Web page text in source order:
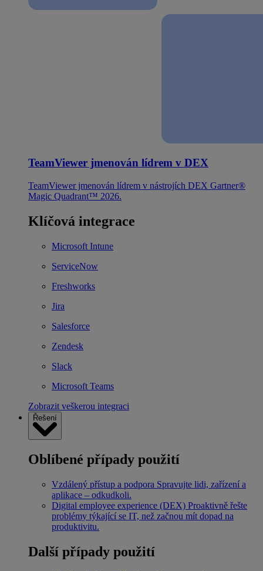
TeamViewer jmenován lídrem v DEX
TeamViewer jmenován lídrem v nástrojích DEX Gartner®
Magic Quadrant™ 2026.
Klíčová integrace
Microsoft Intune
ServiceNow
Freshworks
Jira
Salesforce
Zendesk
Slack
Microsoft Teams
Zobrazit veškerou integraci
Řešení
Oblíbené případy použití
Vzdálený přístup a podpora Spravujte lidi, zařízení a
aplikace – odkudkoli.
Digital employee experience (DEX) Proaktivně řešte
problémy týkající se IT, než začnou mít dopad na
produktivitu.
Další případy použití